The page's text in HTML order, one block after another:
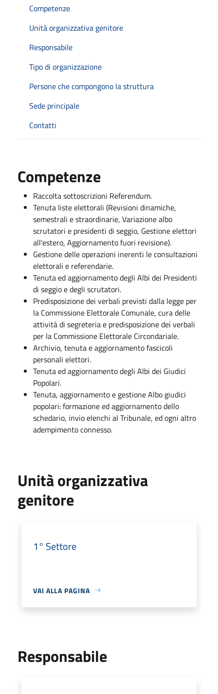
Competenze
Unità organizzativa genitore
Responsabile
Tipo di organizzazione
Persone che compongono la struttura
Sede principale
Contatti
Competenze
Raccolta sottoscrizioni Referendum.
Tenuta liste elettorali (Revisioni dinamiche,
semestrali e straordinarie, Variazione albo
scrutatori e presidenti di seggio, Gestione elettori
all'estero, Aggiornamento fuori revisione).
Gestione delle operazioni inerenti le consultazioni
elettorali e referendarie.
Tenuta ed aggiornamento degli Albi dei Presidenti
di seggio e degli scrutatori.
Predisposizione dei verbali previsti dalla legge per
la Commissione Elettorale Comunale, cura delle
attività di segreteria e predisposizione dei verbali
per la Commissione Elettorale Circondariale.
Archivio, tenuta e aggiornamento fascicoli
personali elettori.
Tenuta ed aggiornamento degli Albi dei Giudici
Popolari.
Tenuta, aggiornamento e gestione Albo giudici
popolari: formazione ed aggiornamento dello
schedario, invio elenchi al Tribunale, ed ogni altro
adempimento connesso.
Unità organizzativa
genitore
1° Settore
VAI ALLA PAGINA
Responsabile